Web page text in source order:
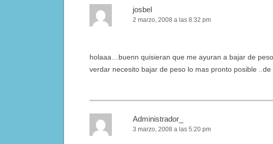
josbel
2 marzo, 2008 a las 8:32 pm
holaaa…buenn quisieran que me ayuran a bajar de
verdar necesito bajar de peso lo mas pronto posible
Administrador_
3 marzo, 2008 a las 5:20 pm